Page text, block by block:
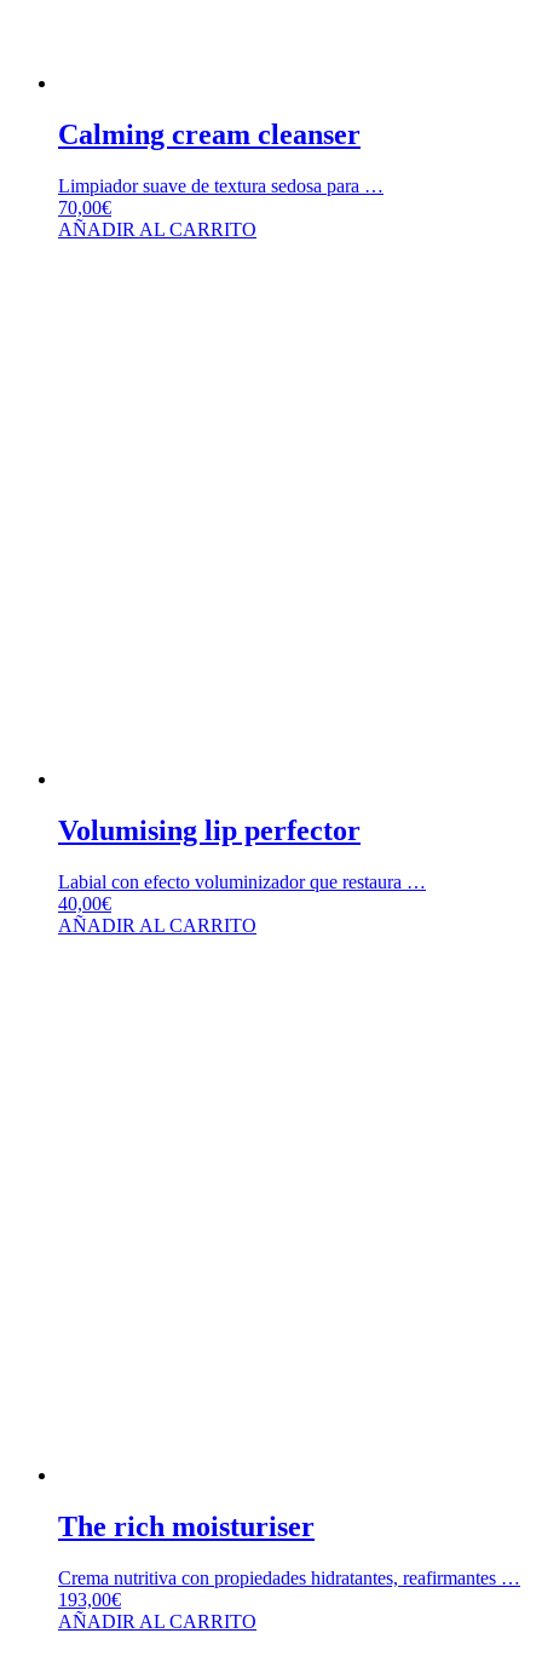
Calming cream cleanser
Limpiador suave de textura sedosa para …
70,00€
AÑADIR AL CARRITO
Volumising lip perfector
Labial con efecto voluminizador que restaura …
40,00€
AÑADIR AL CARRITO
The rich moisturiser
Crema nutritiva con propiedades hidratantes, reafirmantes …
193,00€
AÑADIR AL CARRITO